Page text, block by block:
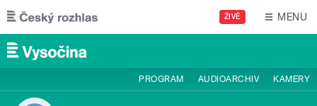
Přejít k hlavnímu obsahu
ŽIVĚ MENU
PROGRAM AUDIOARCHIV KAMERY